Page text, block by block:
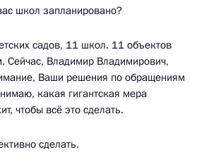
школ запланировано?
садов, 11 школ. 11 объектов
Сейчас, Владимир Владимирович,
Ваши решения по обращениям
какая гигантская мера
чтобы всё это сделать.
сделать.